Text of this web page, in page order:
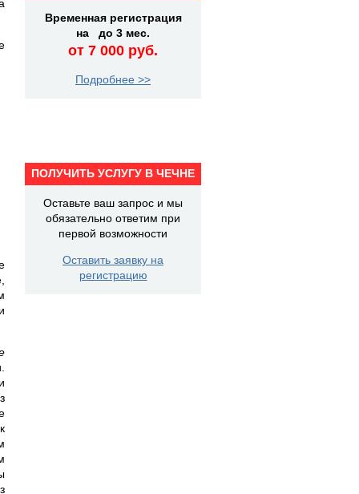
Временная регистрация
на до 3 мес.
от 7 000 руб.
Подробнее >>
ПОЛУЧИТЬ УСЛУГУ В ЧЕЧНЕ
Оставьте ваш запрос и мы
обязательно ответим при
первой возможности
Оставить заявку на
регистрацию